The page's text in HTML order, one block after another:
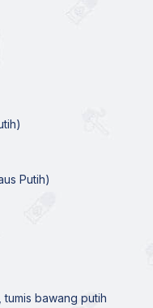
Putih)
tumis bawang putih